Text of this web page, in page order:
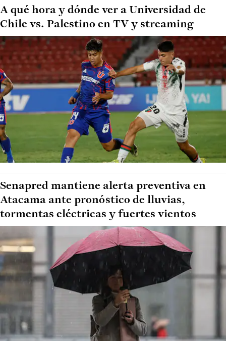
A qué hora y dónde ver a Universidad de
Chile vs. Palestino en TV y streaming
Senapred mantiene alerta preventiva en
Atacama ante pronóstico de lluvias,
tormentas eléctricas y fuertes vientos